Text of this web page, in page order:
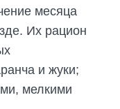
месяца
Их рацион
и жуки;
мелкими